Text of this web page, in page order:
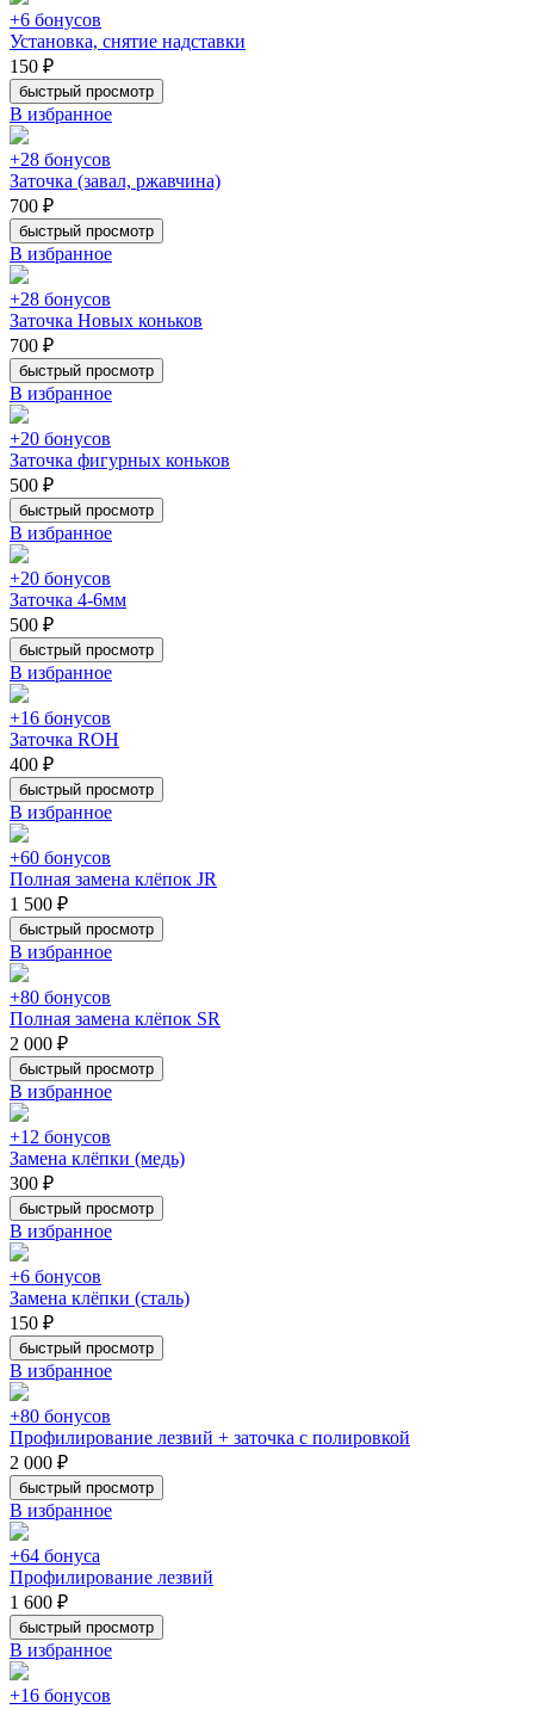
+6 бонусов
Установка, снятие надставки
150 ₽
быстрый просмотр
В избранное
+28 бонусов
Заточка (завал, ржавчина)
700 ₽
быстрый просмотр
В избранное
+28 бонусов
Заточка Новых коньков
700 ₽
быстрый просмотр
В избранное
+20 бонусов
Заточка фигурных коньков
500 ₽
быстрый просмотр
В избранное
+20 бонусов
Заточка 4-6мм
500 ₽
быстрый просмотр
В избранное
+16 бонусов
Заточка ROH
400 ₽
быстрый просмотр
В избранное
+60 бонусов
Полная замена клёпок JR
1 500 ₽
быстрый просмотр
В избранное
+80 бонусов
Полная замена клёпок SR
2 000 ₽
быстрый просмотр
В избранное
+12 бонусов
Замена клёпки (медь)
300 ₽
быстрый просмотр
В избранное
+6 бонусов
Замена клёпки (сталь)
150 ₽
быстрый просмотр
В избранное
+80 бонусов
Профилирование лезвий + заточка с полировкой
2 000 ₽
быстрый просмотр
В избранное
+64 бонуса
Профилирование лезвий
1 600 ₽
быстрый просмотр
В избранное
+16 бонусов